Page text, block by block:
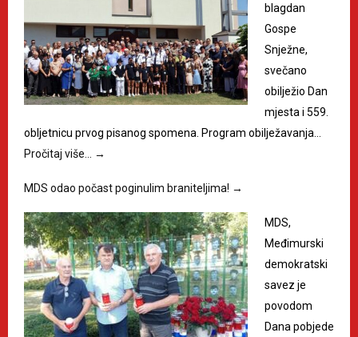
blagdan
Gospe
Snježne,
svečano
obilježio Dan
mjesta i 559.
obljetnicu prvog pisanog spomena. Program obilježavanja…
Pročitaj više…
→
MDS odao počast poginulim braniteljima! →
MDS,
Međimurski
demokratski
savez je
povodom
Dana pobjede